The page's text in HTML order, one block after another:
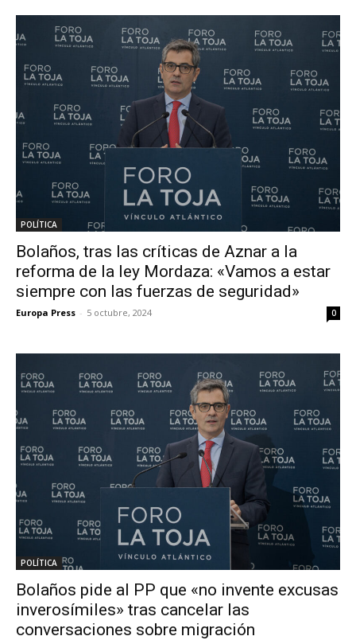
POLÍTICA
Bolaños, tras las críticas de Aznar a la
reforma de la ley Mordaza: «Vamos a estar
siempre con las fuerzas de seguridad»
Europa Press - 5 octubre, 2024 0
POLÍTICA
Bolaños pide al PP que «no invente excusas
inverosímiles» tras cancelar las
conversaciones sobre migración